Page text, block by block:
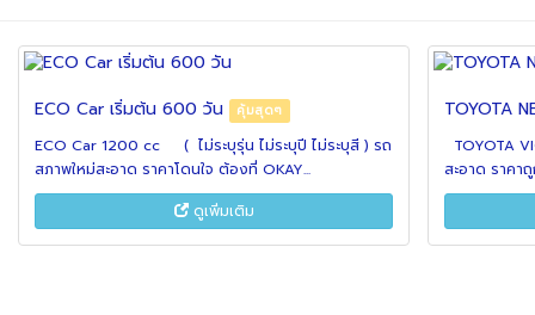
ECO Car เริ่มต้น 600 วัน คุ้มสุดๆ
ECO Car 1200 cc ( ไม่ระบุรุ่น ไม่ระบุปี ไม่ระบุสี ) รถ
สภาพใหม่สะอาด ราคาโดนใจ ต้องที่ OKAY...
ดูเพิ่มเติม
TOYOTA
TOYOTA
สะอาด ราคา